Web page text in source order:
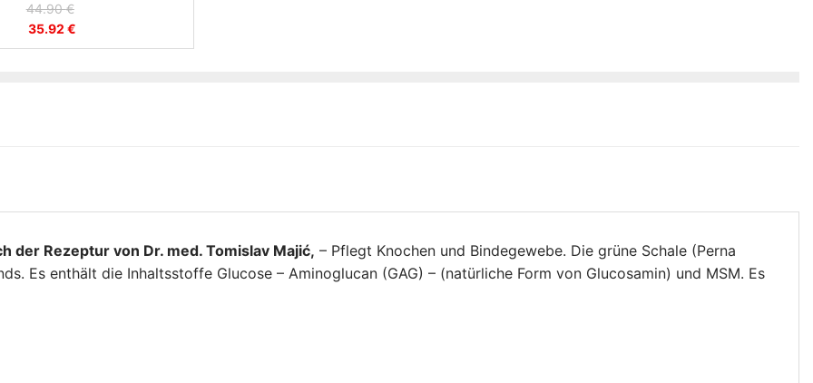
44.90€
war:
35.92 €Aktueller
Preis
der Rezeptur von Dr. med. Tomislav Majić, – Pflegt Knochen und Bindegewebe. Die grüne Schale (Perna
Es enthält die Inhaltsstoffe Glucose – Aminoglucan (GAG) – (natürliche Form von Glucosamin) und MSM. Es